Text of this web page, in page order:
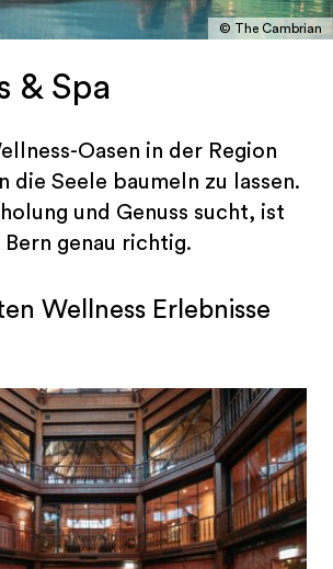
© The Cambrian
& Spa
Oasen in der Region
die Seele baumeln zu lassen.
und Genuss sucht, ist
genau richtig.
Wellness Erlebnisse